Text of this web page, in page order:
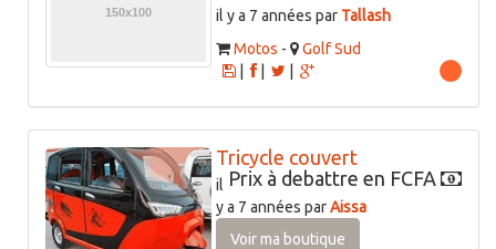
il y a 7 années par Tallash
Motos -
Golf Sud
|
Tricycle couvert
Prix à debattre en FCFA
il
y a 7 années parAissa
Voir ma boutique